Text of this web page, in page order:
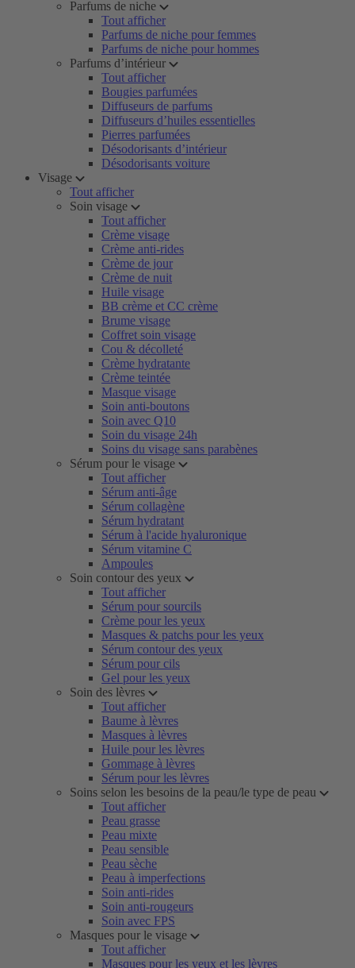
Parfums de niche
Tout afficher
Parfums de niche pour femmes
Parfums de niche pour hommes
Parfums d’intérieur
Tout afficher
Bougies parfumées
Diffuseurs de parfums
Diffuseurs d’huiles essentielles
Pierres parfumées
Désodorisants d’intérieur
Désodorisants voiture
Visage
Tout afficher
Soin visage
Tout afficher
Crème visage
Crème anti-rides
Crème de jour
Crème de nuit
Huile visage
BB crème et CC crème
Brume visage
Coffret soin visage
Cou & décolleté
Crème hydratante
Crème teintée
Masque visage
Soin anti-boutons
Soin avec Q10
Soin du visage 24h
Soins du visage sans parabènes
Sérum pour le visage
Tout afficher
Sérum anti-âge
Sérum collagène
Sérum hydratant
Sérum à l'acide hyaluronique
Sérum vitamine C
Ampoules
Soin contour des yeux
Tout afficher
Sérum pour sourcils
Crème pour les yeux
Masques & patchs pour les yeux
Sérum contour des yeux
Sérum pour cils
Gel pour les yeux
Soin des lèvres
Tout afficher
Baume à lèvres
Masques à lèvres
Huile pour les lèvres
Gommage à lèvres
Sérum pour les lèvres
Soins selon les besoins de la peau/le type de peau
Tout afficher
Peau grasse
Peau mixte
Peau sensible
Peau sèche
Peau à imperfections
Soin anti-rides
Soin anti-rougeurs
Soin avec FPS
Masques pour le visage
Tout afficher
Masques pour les yeux et les lèvres